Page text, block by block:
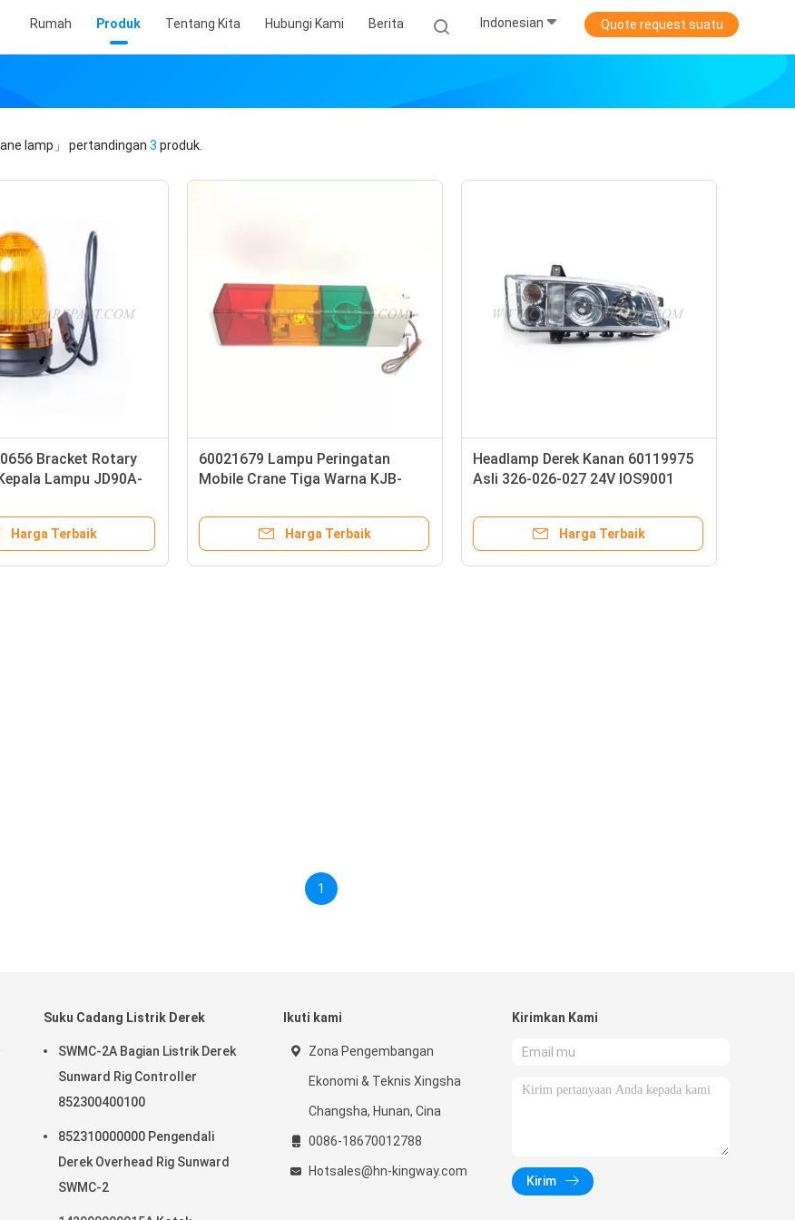
Rumah Produk Tentang Kita Hubungi Kami Berita Indonesian Quote request suatu
lamp」 pertandingan 3 produk.
Bracket Rotary
Lampu JD90A-
Harga Terbaik
60021679 Lampu Peringatan
Mobile Crane Tiga Warna KJB-
Harga Terbaik
Headlamp Derek Kanan 60119975
Asli 326-026-027 24V IOS9001
Harga Terbaik
1
Suku Cadang Listrik Derek
SWMC-2A Bagian Listrik Derek
Sunward Rig Controller
852300400100
852310000000 Pengendali
Derek Overhead Rig Sunward
SWMC-2
Ikuti kami
Zona Pengembangan
Ekonomi & Teknis Xingsha
Changsha, Hunan, Cina
0086-18670012788
Hotsales@hn-kingway.com
Kirimkan Kami
Kirim